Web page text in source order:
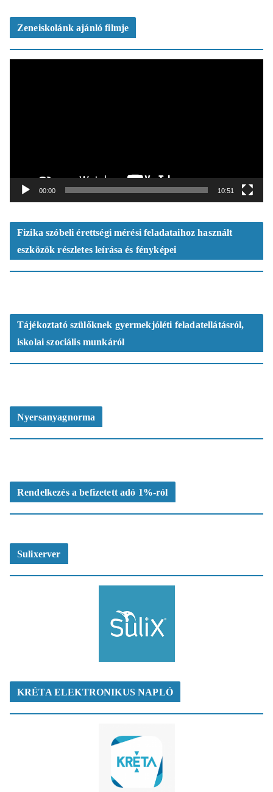
Zeneiskolánk ajánló filmje
00:00 10:51
Fizika szóbeli érettségi mérési feladataihoz használt
eszközök részletes leírása és fényképei
Tájékoztató szülőknek gyermekjóléti feladatellátásról,
iskolai szociális munkáról
Nyersanyagnorma
Rendelkezés a befizetett adó 1%-ról
Sulixerver
KRÉTA ELEKTRONIKUS NAPLÓ